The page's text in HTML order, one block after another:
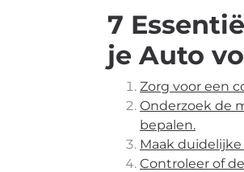
7
je Auto
Zorg voor een
Onderzoek de
bepalen.
Maak
Controleer of